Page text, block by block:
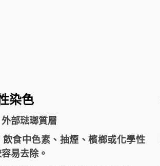
染色
部琺瑯質層
飲食中色素、抽煙、檳榔或化學性
易去除。